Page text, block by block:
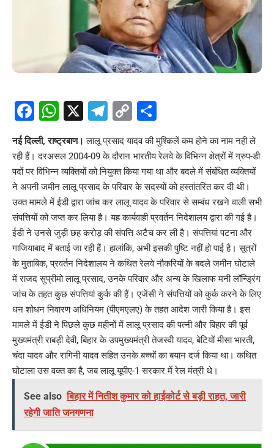
Facebook
WhatsApp
X Telegram
Copy
Link
नई दिल्ली, राष्ट्रबाण। लालू प्रसाद यादव की मुश्किलें कम होने का नाम नही ले
रही हैं। दरअसल 2004-09 के दौरान भारतीय रेलवे के विभिन्न क्षेत्रों में ग्रुप-डी
पदों पर विभिन्न व्यक्तियों को नियुक्त किया गया था और बदले में संबंधित व्यक्तियों
ने अपनी जमीन लालू प्रसाद के परिवार के सदस्यों को हस्तांतरित कर दी थी।
उक्त मामले में ईडी द्वारा जांच कर लालू यादव के परिवार से सम्बंध रखने वाली सभी
संपत्तियों को जप्त कर लिया है। यह कार्यवाही प्रवर्तन निदेशालय द्वारा की गई है।
ईडी ने उनसे जुड़ी छह करोड़ की संपत्ति अटैच कर ली है। संपत्तियां पटना और
गाजियाबाद में बताई जा रही हैं। हालांकि, अभी इसकी पुष्टि नहीं हो पाई है। सूत्रों
के मुताबिक, प्रवर्तन निदेशालय ने कथित रेलवे नौकरियों के बदले जमीन घोटाले
में राजद सुप्रीमो लालू प्रसाद, उनके परिवार और अन्य के खिलाफ मनी लॉन्ड्रिंग
जांच के तहत कुछ संपत्तियां कुर्क की हैं। एजेंसी ने संपत्तियों को कुर्क करने के लिए
धन शोधन निवारण अधिनियम (पीएमएलए) के तहत आदेश जारी किया है। इस
मामले में ईडी ने पिछले कुछ महीनों में लालू प्रसाद की पत्नी और बिहार की पूर्व
मुख्यमंत्री राबड़ी देवी, बिहार के उपमुख्यमंत्री तेजस्वी यादव, बेटियों मीसा भारती,
चंदा यादव और रागिनी यादव सहित उनके बच्चों का बयान दर्ज किया था। कथित
घोटाला उस वक्त का है, जब लालू यूपीए-1 सरकार में रेल मंत्री थे।
See also बिहार में नितीश कुमार को हाईकोर्ट से बड़ी राहत, जारी
रहेगी जाति जनगणना